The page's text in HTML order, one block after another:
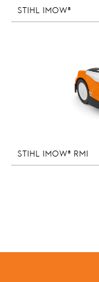
STIHL iMOW®
STIHL iMOW® RMI